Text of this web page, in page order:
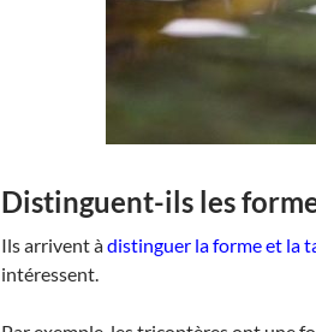
Distinguent-ils les
Ils arrivent àdistinguer la forme et la
intéressent.